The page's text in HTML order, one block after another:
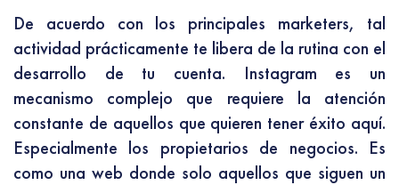
De acuerdo con los principales marketers, tal
actividad prácticamente te libera de la rutina con el
desarrollo de tu cuenta. Instagram es un
mecanismo complejo que requiere la atención
constante de aquellos que quieren tener éxito aquí.
Especialmente los propietarios de negocios. Es
como una web donde solo aquellos que siguen un